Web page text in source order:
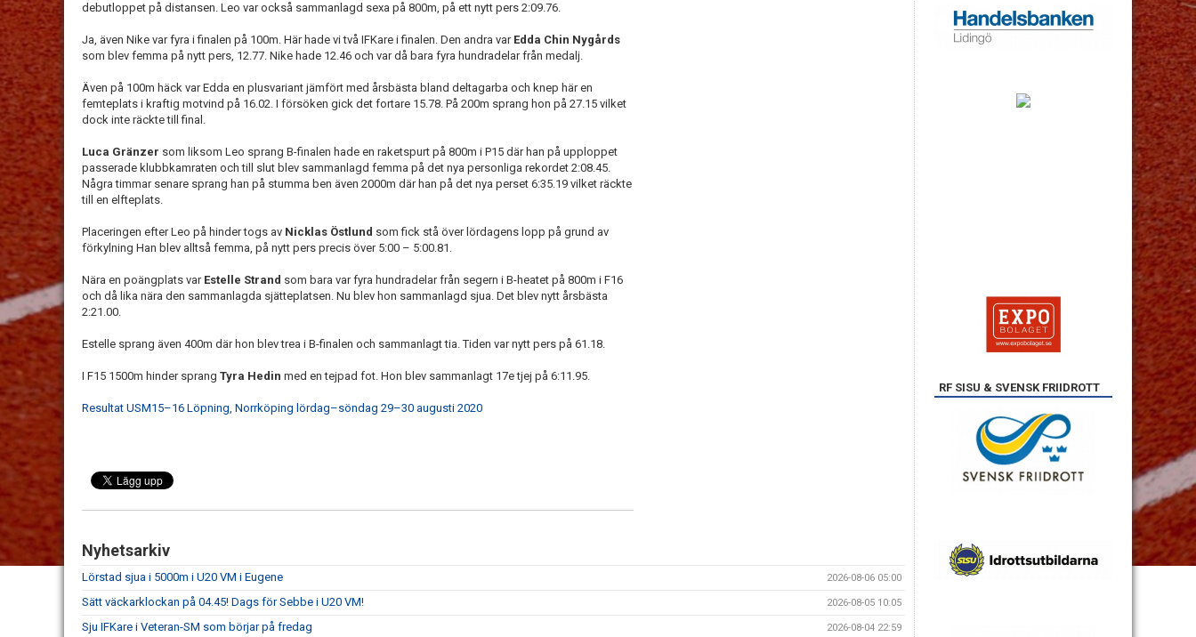
debutloppet på distansen. Leo var också sammanlagd sexa på 800m, på ett nytt pers 2:09.76.
Ja, även Nike var fyra i finalen på 100m. Här hade vi två IFKare i finalen. Den andra var Edda Chin Nygårds
som blev femma på nytt pers, 12.77. Nike hade 12.46 och var då bara fyra hundradelar från medalj.
Även på 100m häck var Edda en plusvariant jämfört med årsbästa bland deltagarba och knep här en
femteplats i kraftig motvind på 16.02. I försöken gick det fortare 15.78. På 200m sprang hon på 27.15 vilket
dock inte räckte till final.
Luca Gränzer som liksom Leo sprang B-finalen hade en raketspurt på 800m i P15 där han på upploppet
passerade klubbkamraten och till slut blev sammanlagd femma på det nya personliga rekordet 2:08.45.
Några timmar senare sprang han på stumma ben även 2000m där han på det nya perset 6:35.19 vilket räckte
till en elfteplats.
Placeringen efter Leo på hinder togs av Nicklas Östlund som fick stå över lördagens lopp på grund av
förkylning Han blev alltså femma, på nytt pers precis över 5:00 – 5:00.81.
Nära en poängplats var Estelle Strand som bara var fyra hundradelar från segern i B-heatet på 800m i F16
och då lika nära den sammanlagda sjätteplatsen. Nu blev hon sammanlagd sjua. Det blev nytt årsbästa
2:21.00.
Estelle sprang även 400m där hon blev trea i B-finalen och sammanlagt tia. Tiden var nytt pers på 61.18.
I F15 1500m hinder sprang Tyra Hedin med en tejpad fot. Hon blev sammanlagt 17e tjej på 6:11.95.
Resultat USM15–16 Löpning, Norrköping lördag–söndag 29–30 augusti 2020
Nyhetsarkiv
Lörstad sjua i 5000m i U20 VM i Eugene 2026-08-06 05:00
Sätt väckarklockan på 04.45! Dags för Sebbe i U20 VM! 2026-08-05 10:05
Sju IFKare i Veteran-SM som börjar på fredag 2026-08-04 22:59
RF SISU & SVENSK FRIIDROTT